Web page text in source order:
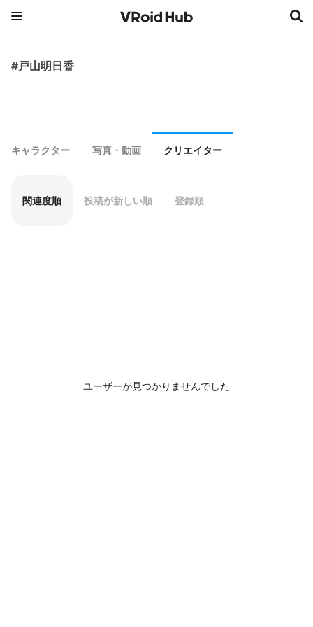
#戸山明日香
キャラクター 写真・動画 クリエイター
関連度順 投稿が新しい順 登録順
ユーザーが見つかりませんでした